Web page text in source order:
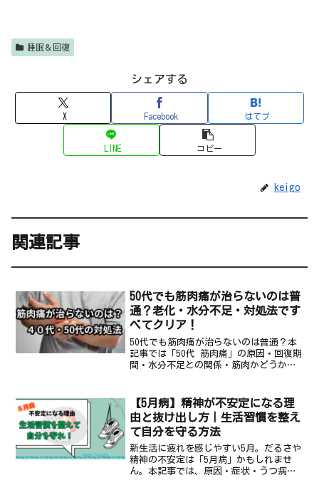
睡眠＆回復
シェアする
X Facebook はてブ
LINE コピー
keigo
関連記事
50代でも筋肉痛が治らないのは普
通？老化・水分不足・対処法です
べてクリア！
50代でも筋肉痛が治らないのは普通？本
記事では「50代 筋肉痛」の原因・回復期
間・水分不足との関係・筋肉かどうかの
【5月病】精神が不安定になる理
由と抜け出し方｜生活習慣を整え
て自分を守る方法
新生活に疲れを感じやすい5月。だるさや
精神の不安定は「5月病」かもしれませ
ん。本記事では、原因・症状・うつ病と